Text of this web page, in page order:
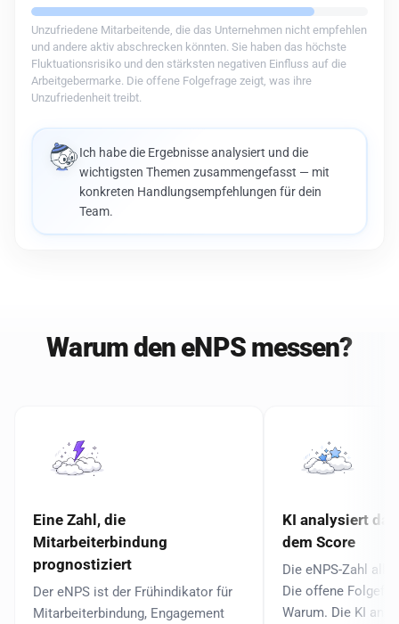
Unzufriedene Mitarbeitende, die das Unternehmen nicht empfehlen
und andere aktiv abschrecken könnten. Sie haben das höchste
Fluktuationsrisiko und den stärksten negativen Einfluss auf die
Arbeitgebermarke. Die offene Folgefrage zeigt, was ihre
Unzufriedenheit treibt.
Ich habe die Ergebnisse analysiert und die
wichtigsten Themen zusammengefasst — mit
konkreten Handlungsempfehlungen für dein
Team.
Warum den eNPS messen?
Eine Zahl, die
Mitarbeiterbindung
prognostiziert
Der eNPS ist der Frühindikator für
Mitarbeiterbindung, Engagement
KI analysiert
dem Score
Die eNPS-Zahl
Die offene
Warum. Die KI